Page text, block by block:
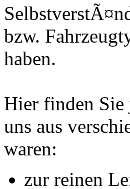
bzw.
haben.
Hier finden Sie
uns aus
waren:
zur reinen